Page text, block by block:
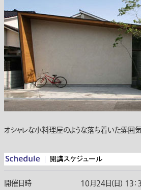
オシャレな小料理屋のような落ち着いた雰囲
開催日時 10月24日(日) 13：